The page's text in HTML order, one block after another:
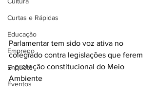
Curtas e Rápidas
Educação
Emprego
Enquete
Eventos
Parlamentar tem sido voz ativa no
colegiado contra legislações que ferem
a proteção constitucional do Meio
Ambiente